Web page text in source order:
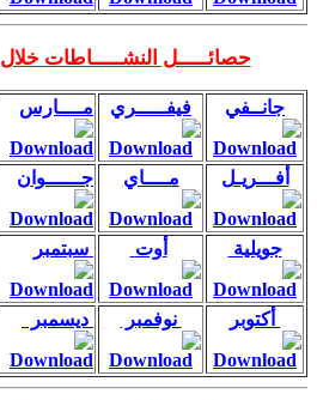
النشـــــاطات خلال سنـــــــــــة 2014
فيفـــــري مــــارس
الأول
مــــاي جــــــوان
الثاني
أوت
سبتمبر
الثالث
نوفمبر
ديسمبر
الرابع